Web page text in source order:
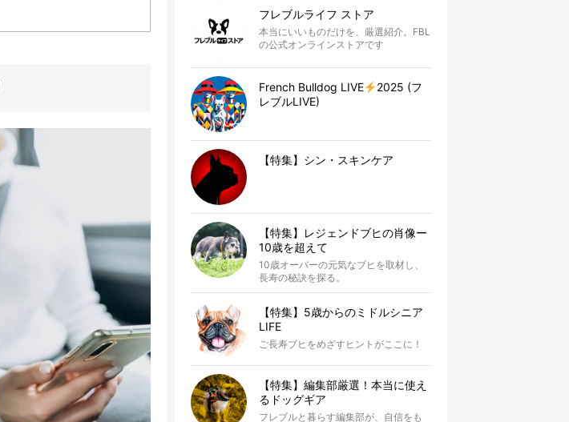
フレブルライフ ストア
本当にいいものだけを、厳選紹介。FBL
の公式オンラインストアです
French Bulldog LIVE
2025 (フ
レブルLIVE)
【特集】シン・スキンケア
【特集】レジェンドブヒの肖像ー
10歳を超えて
10歳オーバーの元気なブヒを取材し、
長寿の秘訣を探る。
【特集】5歳からのミドルシニア
LIFE
ご長寿ブヒをめざすヒントがここに！
【特集】編集部厳選！本当に使え
るドッグギア
フレブルと暮らす編集部が、自信をも